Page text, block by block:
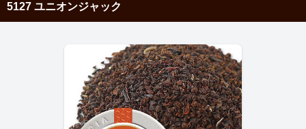
5127 ユニオンジャック